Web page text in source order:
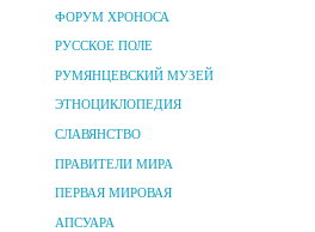
ФОРУМ ХРОНОСА
РУССКОЕ ПОЛЕ
РУМЯНЦЕВСКИЙ МУЗЕЙ
ЭТНОЦИКЛОПЕДИЯ
СЛАВЯНСТВО
ПРАВИТЕЛИ МИРА
ПЕРВАЯ МИРОВАЯ
АПСУАРА